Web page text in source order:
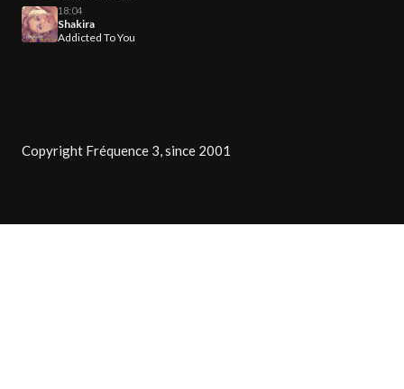
18:04
Shakira
Addicted To You
Copyright Fréquence 3, since 2001